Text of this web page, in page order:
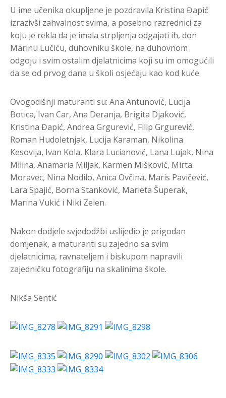
U ime učenika okupljene je pozdravila Kristina Đapić
izrazivši zahvalnost svima, a posebno razrednici za
koju je rekla da je imala strpljenja odgajati ih, don
Marinu Lučiću, duhovniku škole, na duhovnom
odgoju i svim ostalim djelatnicima koji su im omogućili
da se od prvog dana u školi osjećaju kao kod kuće.
Ovogodišnji maturanti su: Ana Antunović, Lucija
Botica, Ivan Car, Ana Deranja, Brigita Djaković,
Kristina Đapić, Andrea Grgurević, Filip Grgurević,
Roman Hudoletnjak, Lucija Karaman, Nikolina
Kesovija, Ivan Kola, Klara Lucianović, Lana Lujak, Nina
Milina, Anamaria Miljak, Karmen Mišković, Mirta
Moravec, Nina Nodilo, Anica Ovčina, Maris Pavičević,
Lara Spajić, Borna Stanković, Marieta Šuperak,
Marina Vukić i Niki Zelen.
Nakon dodjele svjedodžbi uslijedio je prigodan
domjenak, a maturanti su zajedno sa svim
djelatnicima, ravnateljem i biskupom napravili
zajedničku fotografiju na skalinima škole.
Nikša Sentić